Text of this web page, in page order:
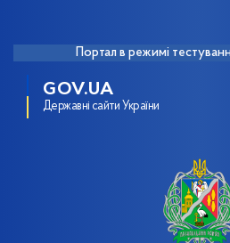
Портал в режимі
GOV.UA
Державні сайти України